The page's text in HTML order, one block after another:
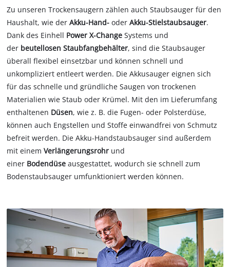
Zu unseren Trockensaugern zählen auch Staubsauger für den
Haushalt, wie derAkku-Hand- oderAkku-Stielstaubsauger.
Dank des Einhell Power X-Change Systems und
der beutellosen Staubfangbehälter, sind die Staubsauger
überall flexibel einsetzbar und können schnell und
unkompliziert entleert werden. Die Akkusauger eignen sich
für das schnelle und gründliche Saugen von trockenen
Materialien wie Staub oder Krümel. Mit den im Lieferumfang
enthaltenen Düsen, wie z. B. die Fugen- oder Polsterdüse,
können auch Engstellen und Stoffe einwandfrei von Schmutz
befreit werden. Die Akku-Handstaubsauger sind außerdem
mit einemVerlängerungsrohr und
einer Bodendüseausgestattet, wodurch sie schnell zum
Bodenstaubsauger umfunktioniert werden können.